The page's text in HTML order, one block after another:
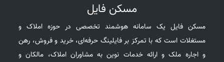
مسکن فایل
مسکن فایل یک سامانه هوشمند تخصصی در حوزه املاک و
مستغلات است که با تمرکز بر فایلینگ حرفه‌ای، خرید و فروش، رهن
و اجاره ملک و ارائه خدمات نوین به مشاوران املاک، مالکان و